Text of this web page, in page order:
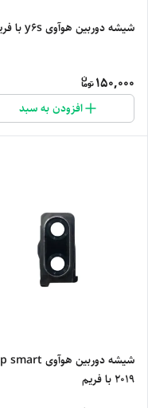
شیشه دوربین هوآوی y6s با فریم
150,000
افزودن به سبد
شیشه دوربین هوآوی p smart
2019 با فریم